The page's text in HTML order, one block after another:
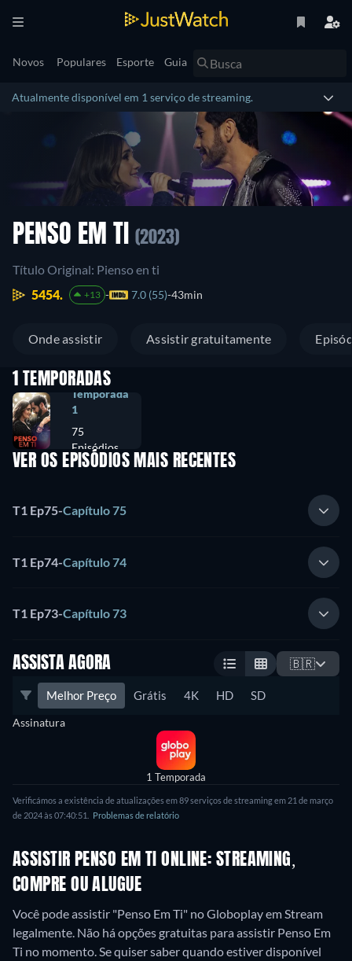
Novos Populares Esporte Guia
Atualmente disponível em 1 serviço de streaming.
PENSO EM TI (2023)
Título Original: Pienso en ti
5454.
+13 7.0 (55) 43min
Onde assistir Assistir gratuitamente
1 TEMPORADAS
Temporada
1
75
Episódios
VER OS EPISÓDIOS MAIS RECENTES
T1 Ep75-Capítulo 75
T1 Ep74-Capítulo 74
T1 Ep73-Capítulo 73
ASSISTA AGORA 🇧🇷
Melhor Preço Grátis 4K HD SD
Assinatura
1 Temporada
Verificámos a existência de atualizações em 89 serviços de streaming em 21 de março
de 2024 às 07:40:51.
Problemas de relatório
ASSISTIR PENSO EM TI ONLINE: STREAMING,
COMPRE OU ALUGUE
Você pode assistir "Penso Em Ti" no Globoplay em Stream
legalmente. Não há opções gratuitas para assistir Penso Em
Ti no momento. Se quiser saber quando estiver disponível